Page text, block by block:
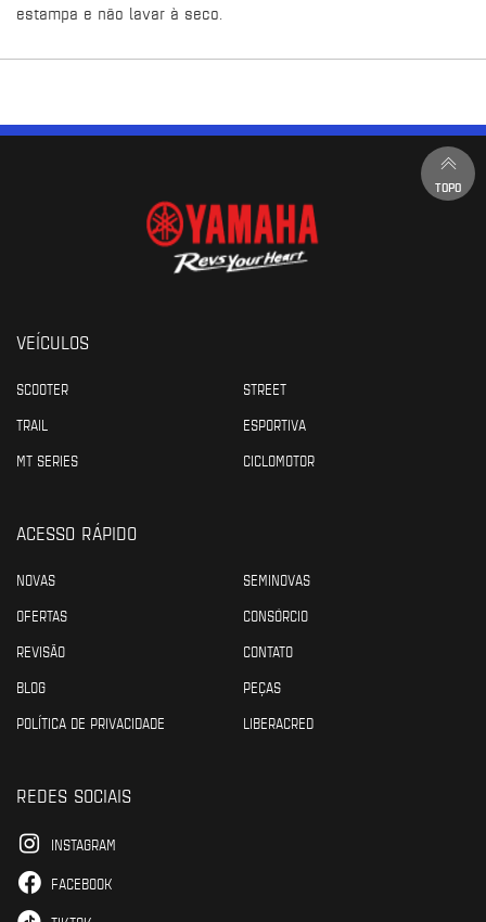
estampa e não lavar à seco.
TOPO
VEÍCULOS
SCOOTER
STREET
TRAIL
ESPORTIVA
MT SERIES
CICLOMOTOR
ACESSO RÁPIDO
NOVAS
SEMINOVAS
OFERTAS
CONSÓRCIO
REVISÃO
CONTATO
BLOG
PEÇAS
POLÍTICA DE PRIVACIDADE
LIBERACRED
REDES SOCIAIS
INSTAGRAM
FACEBOOK